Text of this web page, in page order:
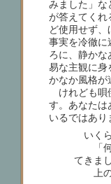
みました」な
が答えてくれ
ど使用せず、
事実を冷徹に
ろに、静か
易な主観に身
かなか風格が
けれども唄
す。あなたは
いるではあ
いくら
「何
てきま
上の